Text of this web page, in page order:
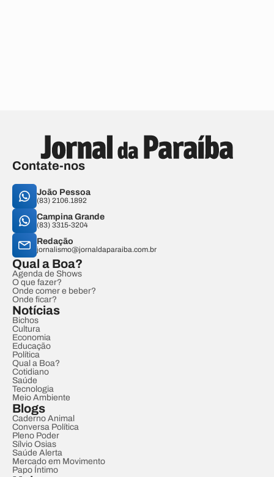
Contate-nos
João Pessoa
(83) 2106.1892
Campina Grande
(83) 3315-3204
Redação
jornalismo@jornaldaparaiba.com.br
Qual a Boa?
Agenda de Shows
O que fazer?
Onde comer e beber?
Onde ficar?
Notícias
Bichos
Cultura
Economia
Educação
Política
Qual a Boa?
Cotidiano
Saúde
Tecnologia
Meio Ambiente
Blogs
Caderno Animal
Conversa Política
Pleno Poder
Sílvio Osias
Saúde Alerta
Mercado em Movimento
Papo Íntimo